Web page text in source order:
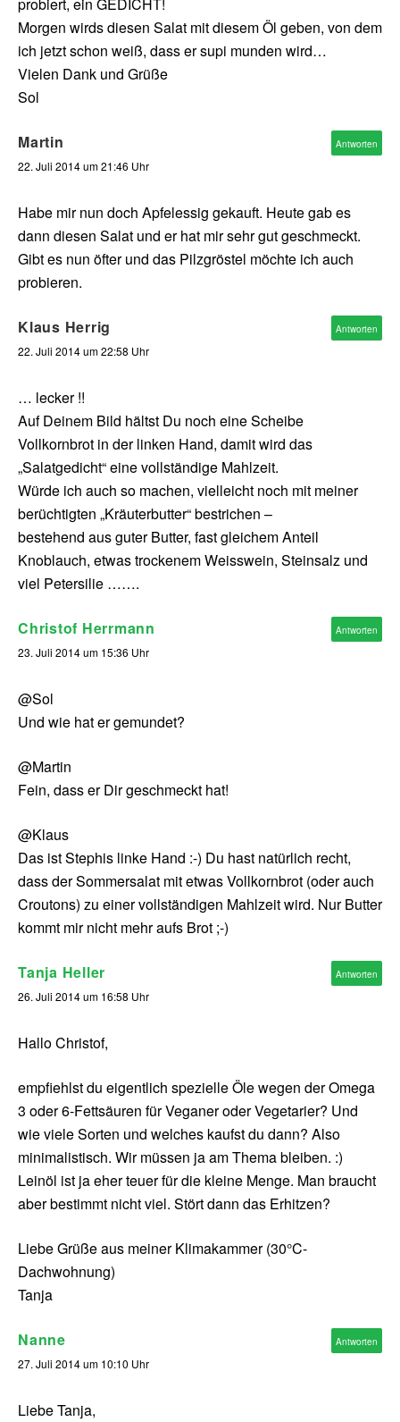
Morgen wirds diesen Salat mit diesem Öl geben, von dem
ich jetzt schon weiß, dass er supi munden wird…
Vielen Dank und Grüße
Sol
Martin
22. Juli 2014 um 21:46 Uhr
Habe mir nun doch Apfelessig gekauft. Heute gab es
dann diesen Salat und er hat mir sehr gut geschmeckt.
Gibt es nun öfter und das Pilzgröstel möchte ich auch
probieren.
Antworten
Klaus Herrig
22. Juli 2014 um 22:58 Uhr
… lecker !!
Auf Deinem Bild hältst Du noch eine Scheibe
Vollkornbrot in der linken Hand, damit wird das
„Salatgedicht“ eine vollständige Mahlzeit.
Würde ich auch so machen, vielleicht noch mit meiner
berüchtigten „Kräuterbutter“ bestrichen –
bestehend aus guter Butter, fast gleichem Anteil
Knoblauch, etwas trockenem Weisswein, Steinsalz und
viel Petersilie …….
Antworten
Christof Herrmann
23. Juli 2014 um 15:36 Uhr
@Sol
Und wie hat er gemundet?
@Martin
Fein, dass er Dir geschmeckt hat!
@Klaus
Das ist Stephis linke Hand :-) Du hast natürlich recht,
dass der Sommersalat mit etwas Vollkornbrot (oder auch
Croutons) zu einer vollständigen Mahlzeit wird. Nur Butter
kommt mir nicht mehr aufs Brot ;-)
Antworten
Tanja Heller
26. Juli 2014 um 16:58 Uhr
Hallo Christof,
empfiehlst du eigentlich spezielle Öle wegen der Omega
3 oder 6-Fettsäuren für Veganer oder Vegetarier? Und
wie viele Sorten und welches kaufst du dann? Also
minimalistisch. Wir müssen ja am Thema bleiben. :)
Leinöl ist ja eher teuer für die kleine Menge. Man braucht
aber bestimmt nicht viel. Stört dann das Erhitzen?
Liebe Grüße aus meiner Klimakammer (30°C-
Dachwohnung)
Tanja
Antworten
Nanne
27. Juli 2014 um 10:10 Uhr
Liebe Tanja,
Antworten